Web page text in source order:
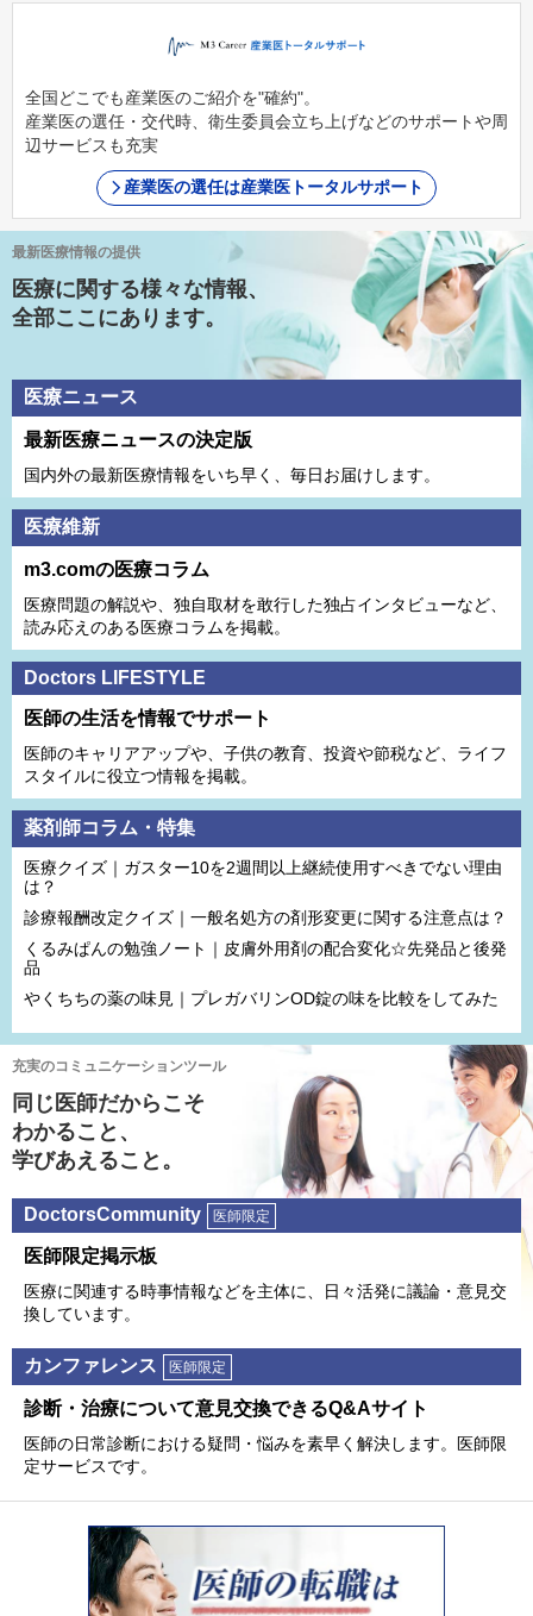
全国どこでも産業医のご紹介を"確約"。
産業医の選任・交代時、衛生委員会立ち上げなどのサポートや周
辺サービスも充実
産業医の選任は産業医トータルサポート
最新医療情報の提供
医療に関する様々な情報、
全部ここにあります。
医療ニュース
最新医療ニュースの決定版
国内外の最新医療情報をいち早く、毎日お届けします。
医療維新
m3.comの医療コラム
医療問題の解説や、独⾃取材を敢⾏した独占インタビューなど、
読み応えのある医療コラムを掲載。
Doctors LIFESTYLE
医師の生活を情報でサポート
医師のキャリアアップや、子供の教育、投資や節税など、ライフ
スタイルに役立つ情報を掲載。
薬剤師コラム・特集
医療クイズ｜ガスター10を2週間以上継続使用すべきでない理由
は？
診療報酬改定クイズ｜一般名処方の剤形変更に関する注意点は？
くるみぱんの勉強ノート｜皮膚外用剤の配合変化☆先発品と後発
品
やくちちの薬の味見｜プレガバリンOD錠の味を比較をしてみた
充実のコミュニケーションツール
同じ医師だからこそ
わかること、
学びあえること。
DoctorsCommunity 医師限定
医師限定掲⽰板
医療に関連する時事情報などを主体に、⽇々活発に議論・意⾒交
換しています。
カンファレンス 医師限定
診断・治療について意⾒交換できるQ&Aサイト
医師の⽇常診断における疑問・悩みを素早く解決します。医師限
定サービスです。